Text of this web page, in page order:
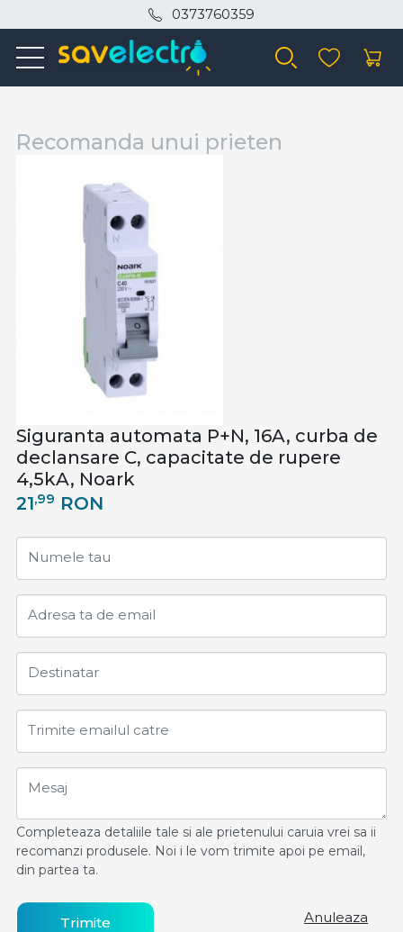
0373760359
Recomanda unui prieten
Siguranta automata P+N, 16A, curba de
declansare C, capacitate de rupere
4,5kA, Noark
21,99 RON
Numele tau
Adresa ta de email
Destinatar
Trimite emailul catre
Mesaj
Completeaza detaliile tale si ale prietenului caruia vrei sa ii
recomanzi produsele. Noi i le vom trimite apoi pe email,
din partea ta.
Trimite Anuleaza